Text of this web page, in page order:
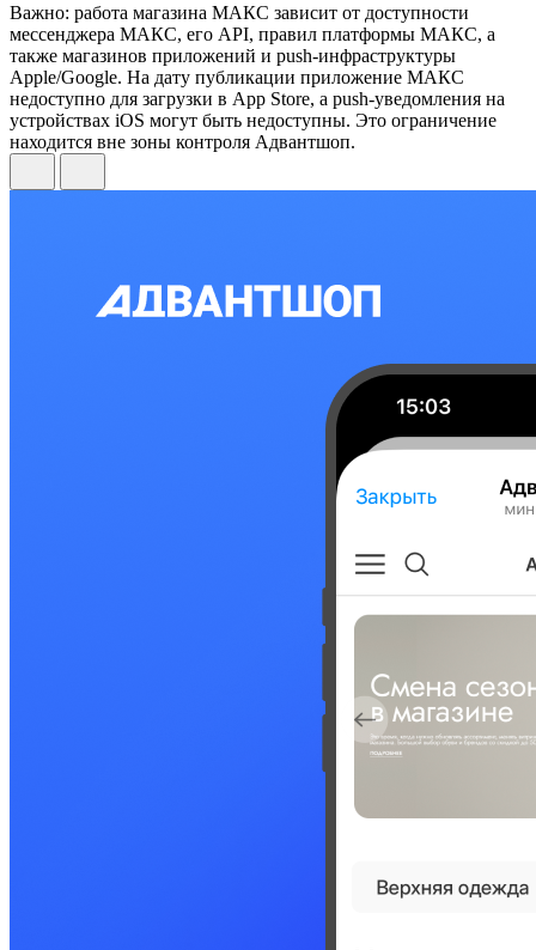
Важно: работа магазина МАКС зависит от доступности
мессенджера МАКС, его API, правил платформы МАКС, а
также магазинов приложений и push-инфраструктуры
Apple/Google. На дату публикации приложение МАКС
недоступно для загрузки в App Store, а push-уведомления на
устройствах iOS могут быть недоступны. Это ограничение
находится вне зоны контроля Адвантшоп.